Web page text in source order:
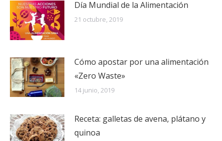
Día Mundial de la Alimentación
21 octubre, 2019
Cómo apostar por una alimentación
«Zero Waste»
14 junio, 2019
Receta: galletas de avena, plátano y
quinoa